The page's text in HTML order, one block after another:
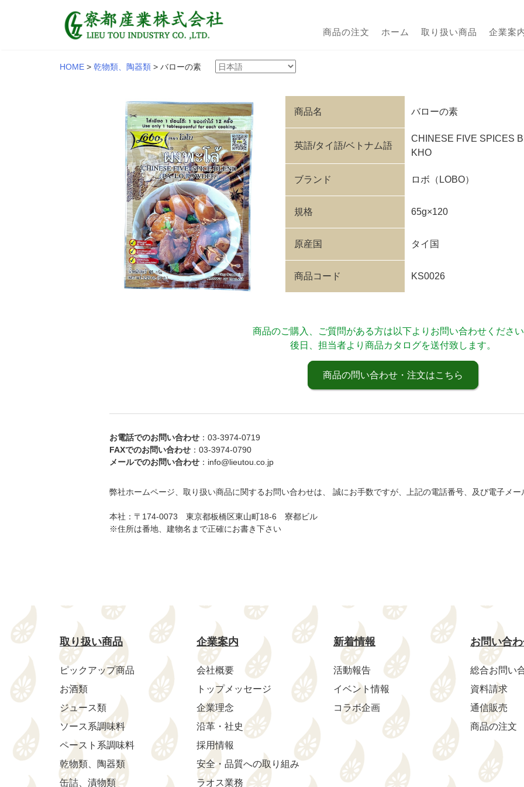
商品の注文 ホーム 取り扱い商品 企業案
HOME > 乾物類、陶器類 > バローの素
商品名 バローの素
英語/タイ語/ベトナム語
CHINESE FIVE SPICES
KHO
ブランド ロボ（LOBO）
規格 65g×120
原産国 タイ国
商品コード KS0026
商品のご購入、ご質問がある方は以下よりお問い合わせください
後日、担当者より商品カタログを送付致します。
商品の問い合わせ・注文はこちら
お電話でのお問い合わせ ：03-3974-0719
FAXでのお問い合わせ ：03-3974-0790
メールでのお問い合わせ ：info@lieutou.co.jp
弊社ホームページ、取り扱い商品に関するお問い合わせは、 誠にお手数ですが、上記の電話番号、及び電子メー
本社：〒174-0073 東京都板橋区東山町18-6 寮都ビル
※住所は番地、建物名まで正確にお書き下さい
取り扱い商品
ピックアップ商品
お酒類
ジュース類
ソース系調味料
ペースト系調味料
乾物類、陶器類
缶詰、漬物類
企業案内
会社概要
トップメッセージ
企業理念
沿革・社史
採用情報
安全・品質への取り組み
ラオス業務
新着情報
活動報告
イベント情報
コラボ企画
お問い合
総合お問い
資料請求
通信販売
商品の注文